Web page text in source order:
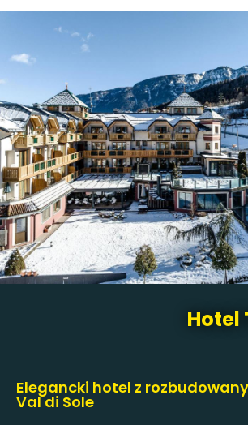
Hotel
Elegancki hotel z
Val di Sole